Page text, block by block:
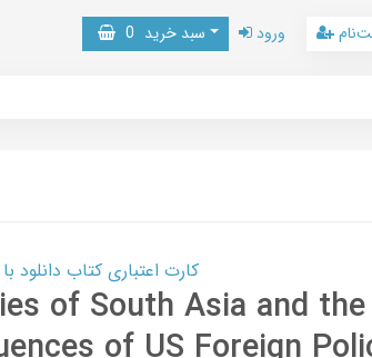
سبد خرید 0 ورود
کارت اعتباری کتاب دانلود با 10,000,000 اعتبار دانلود کتاب! کلیک کنید
of South Asia and the